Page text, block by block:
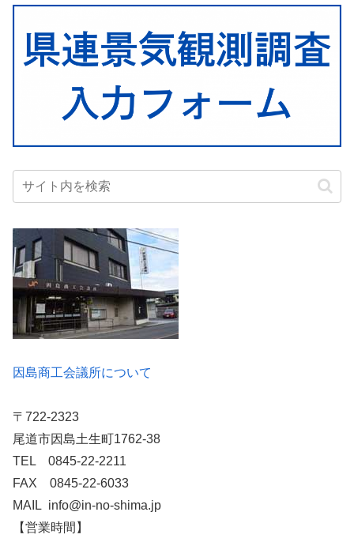
因島商工会議所について
〒722-2323
尾道市因島土生町1762-38
TEL 0845-22-2211
FAX 0845-22-6033
MAIL info@in-no-shima.jp
【営業時間】